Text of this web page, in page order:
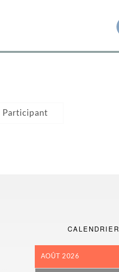
Participant
CALENDRIER
AOÛT 2026